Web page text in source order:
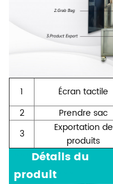
1 Écran tactile
2
Prendre sac
3
Exportation de
produits
Détails du
produit